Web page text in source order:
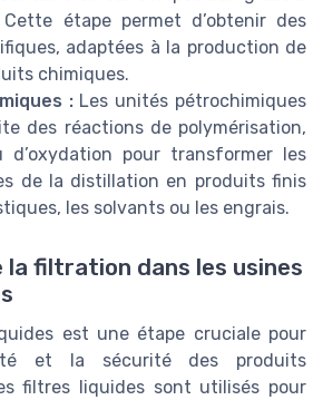
étape permet d’obtenir des
adaptées à la production de
chimiques.
:Les unités pétrochimiques
des réactions de polymérisation,
d’oxydation pour transformer les
de la distillation en produits finis
les solvants ou les engrais.
la filtration dans les usines
est une étape cruciale pour
et la sécurité des produits
filtres liquides sont utilisés pour